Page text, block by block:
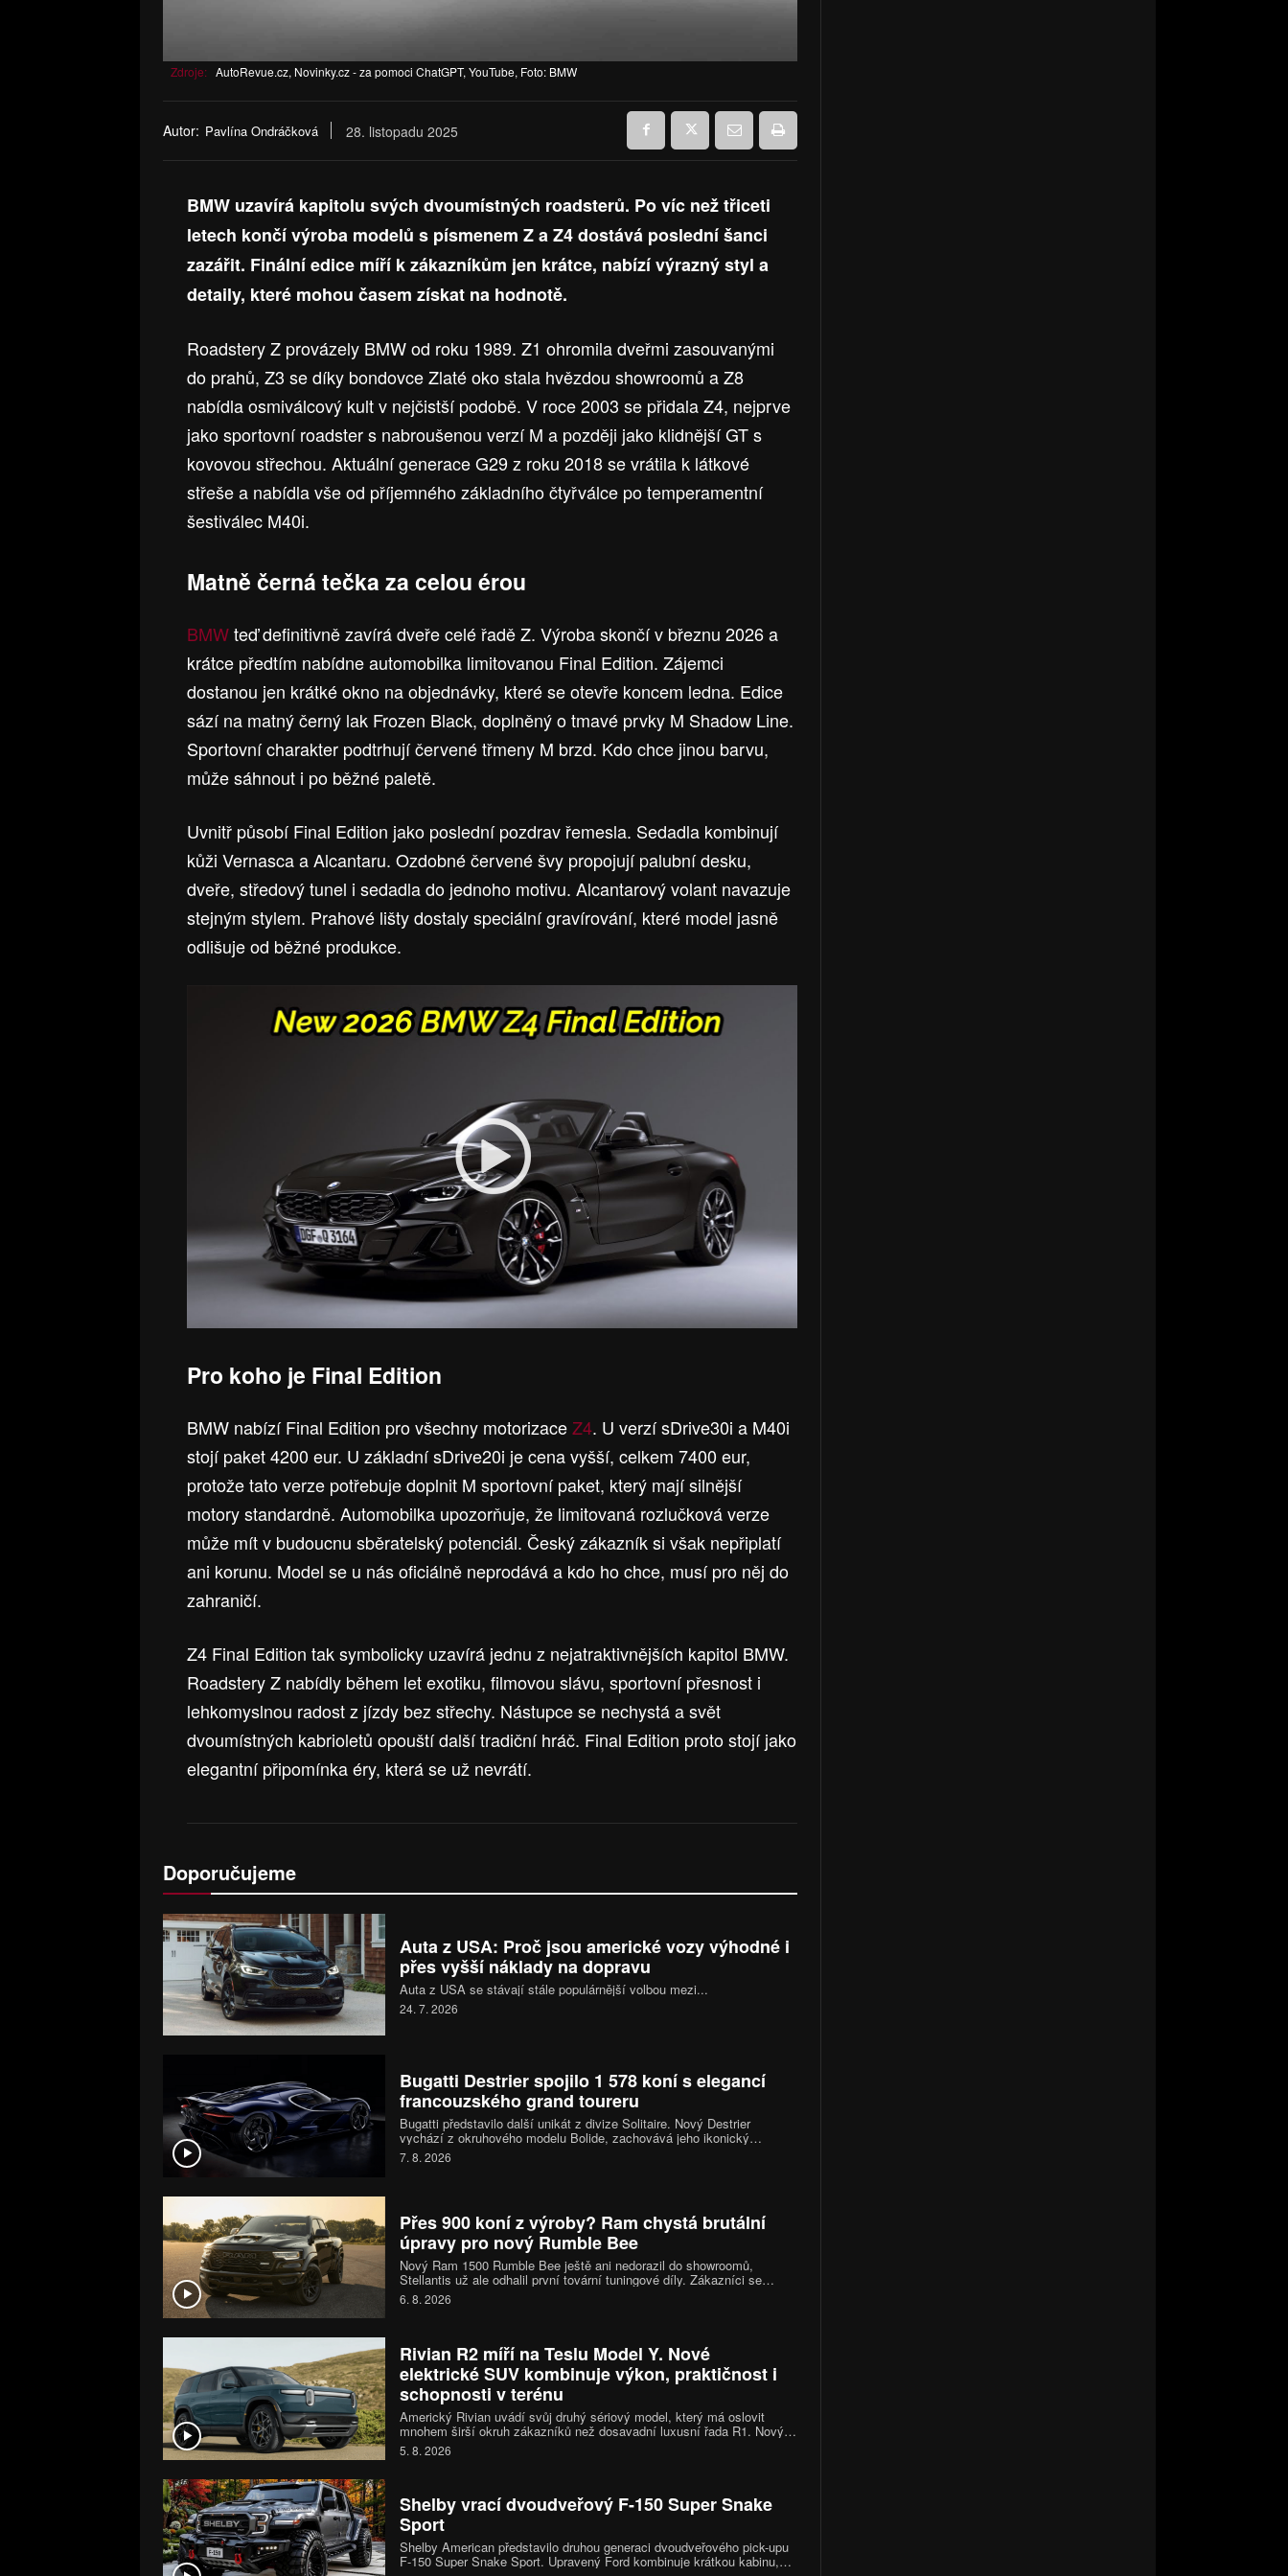
Zdroje: AutoRevue.cz, Novinky.cz - za pomoci ChatGPT, YouTube, Foto: BMW
Autor: Pavlína Ondráčková 28. listopadu 2025
BMW uzavírá kapitolu svých dvoumístných roadsterů. Po víc než třiceti
letech končí výroba modelů s písmenem Z a Z4 dostává poslední šanci
zazářit. Finální edice míří k zákazníkům jen krátce, nabízí výrazný styl a
detaily, které mohou časem získat na hodnotě.
Roadstery Z provázely BMW od roku 1989. Z1 ohromila dveřmi zasouvanými
do prahů, Z3 se díky bondovce Zlaté oko stala hvězdou showroomů a Z8
nabídla osmiválcový kult v nejčistší podobě. V roce 2003 se přidala Z4, nejprve
jako sportovní roadster s nabroušenou verzí M a později jako klidnější GT s
kovovou střechou. Aktuální generace G29 z roku 2018 se vrátila k látkové
střeše a nabídla vše od příjemného základního čtyřválce po temperamentní
šestiválec M40i.
Matně černá tečka za celou érou
BMWteď definitivně zavírá dveře celé řadě Z. Výroba skončí v březnu 2026 a
krátce předtím nabídne automobilka limitovanou Final Edition. Zájemci
dostanou jen krátké okno na objednávky, které se otevře koncem ledna. Edice
sází na matný černý lak Frozen Black, doplněný o tmavé prvky M Shadow Line.
Sportovní charakter podtrhují červené třmeny M brzd. Kdo chce jinou barvu,
může sáhnout i po běžné paletě.
Uvnitř působí Final Edition jako poslední pozdrav řemesla. Sedadla kombinují
kůži Vernasca a Alcantaru. Ozdobné červené švy propojují palubní desku,
dveře, středový tunel i sedadla do jednoho motivu. Alcantarový volant navazuje
stejným stylem. Prahové lišty dostaly speciální gravírování, které model jasně
odlišuje od běžné produkce.
Pro koho je Final Edition
BMW nabízí Final Edition pro všechny motorizaceZ4. U verzí sDrive30i a M40i
stojí paket 4200 eur. U základní sDrive20i je cena vyšší, celkem 7400 eur,
protože tato verze potřebuje doplnit M sportovní paket, který mají silnější
motory standardně. Automobilka upozorňuje, že limitovaná rozlučková verze
může mít v budoucnu sběratelský potenciál. Český zákazník si však nepřiplatí
ani korunu. Model se u nás oficiálně neprodává a kdo ho chce, musí pro něj do
zahraničí.
Z4 Final Edition tak symbolicky uzavírá jednu z nejatraktivnějších kapitol BMW.
Roadstery Z nabídly během let exotiku, filmovou slávu, sportovní přesnost i
lehkomyslnou radost z jízdy bez střechy. Nástupce se nechystá a svět
dvoumístných kabrioletů opouští další tradiční hráč. Final Edition proto stojí jako
elegantní připomínka éry, která se už nevrátí.
Doporučujeme
Auta z USA: Proč jsou americké vozy výhodné i
přes vyšší náklady na dopravu
Auta z USA se stávají stále populárnější volbou mezi...
24. 7. 2026
Bugatti Destrier spojilo 1 578 koní s elegancí
francouzského grand toureru
Bugatti představilo další unikát z divize Solitaire. Nový Destrier
vychází z okruhového modelu Bolide, zachovává jeho ikonický
šestnáctiválec o výkonu 1 578 koní, ale místo čistě závodního
charakteru sází na vytříbený design, luxusní interiér a exkluzivitu
7. 8. 2026
Přes 900 koní z výroby? Ram chystá brutální
úpravy pro nový Rumble Bee
Nový Ram 1500 Rumble Bee ještě ani nedorazil do showroomů,
Stellantis už ale odhalil první tovární tuningové díly. Zákazníci se
mohou těšit na kompresorové kity, sportovní podvozky i nové výfukové
systémy. Vrcholná verze SRT se díky nim dostane přes hranici 900
6. 8. 2026
Rivian R2 míří na Teslu Model Y. Nové
elektrické SUV kombinuje výkon, praktičnost i
schopnosti v terénu
Americký Rivian uvádí svůj druhý sériový model, který má oslovit
mnohem širší okruh zákazníků než dosavadní luxusní řada R1. Nový
Rivian R2 přináší kompaktnější rozměry, výkon 656 koní, dojezd až
530 kilometrů a ambice stát se jedním z nejzajímavějších elektrických
5. 8. 2026
Shelby vrací dvoudveřový F-150 Super Snake
Sport
Shelby American představilo druhou generaci dvoudveřového pick-upu
F-150 Super Snake Sport. Upravený Ford kombinuje krátkou kabinu,